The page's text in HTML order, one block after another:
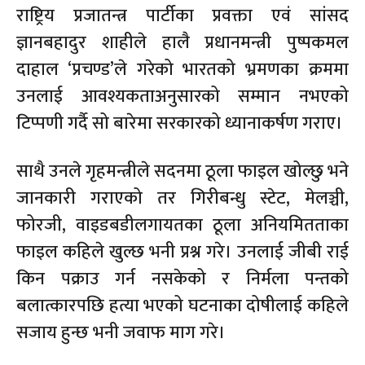
राष्ट्रिय प्रजातन्त्र पार्टीका प्रवक्ता एवं सांसद
ज्ञानबहादुर शाहीले हालै प्रधानमन्त्री पुष्पकमल
दाहाल ‘प्रचण्ड’ले गरेको भारतको भ्रमणका क्रममा
उनलाई आवश्यकताअनुसारको सम्मान नभएको
टिप्पणी गर्दै सो बारेमा सरकारको ध्यानाकर्षण गराए।
साथै उनले गृहमन्त्रीले सदनमा ठूला फाइल खोल्छु भने
जानकारी गराएको तर गिरीबन्धु स्टेट, मेलञ्ची,
फोरजी, वाइडबडीलगायतका ठूला अनियमितताका
फाइल कहिले खुल्छ भनी प्रश्न गरे। उनलाई जीबी राई
किन पक्राउ गर्न नसकेको र निर्मला पन्तको
बलात्कारपछि हत्या भएको घटनाका दोषीलाई कहिले
सजाय हुन्छ भनी जवाफ माग गरे।